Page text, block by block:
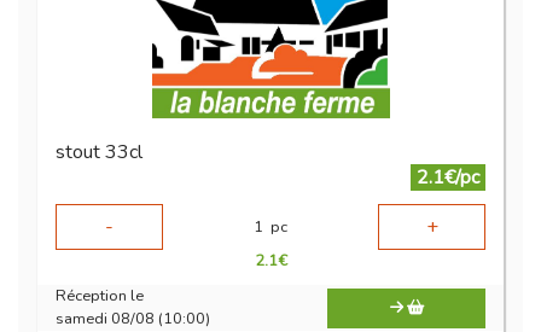
stout 33cl
2.1€/pc
-
1 pc +
2.1€
Réception le
samedi 08/08 (10:00)